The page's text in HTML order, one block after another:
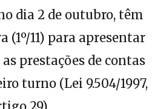
dia 2 de outubro, têm
(1º/11) para apresentar
prestações de contas
turno (Lei 9.504/1997,